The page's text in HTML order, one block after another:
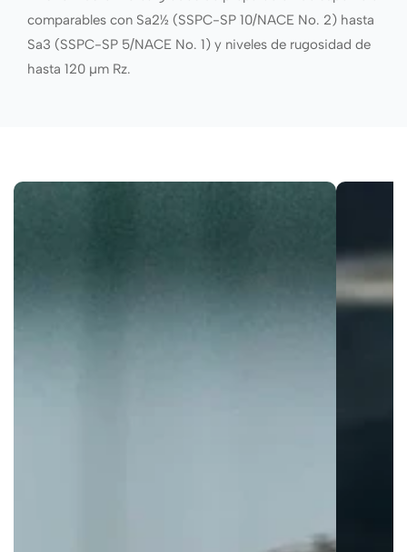
comparables con Sa2½ (SSPC-SP 10/NACE No. 2) hasta
Sa3 (SSPC-SP 5/NACE No. 1) y niveles de rugosidad de
hasta 120 µm Rz.